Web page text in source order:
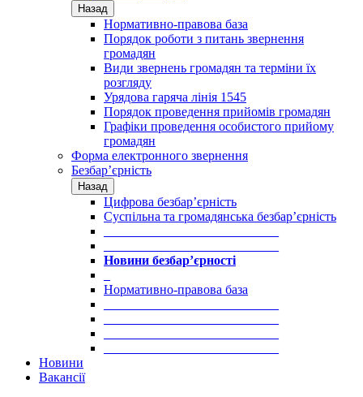
Назад
Нормативно-правова база
Порядок роботи з питань звернення
громадян
Види звернень громадян та терміни їх
розгляду
Урядова гаряча лінія 1545
Порядок проведення прийомів громадян
Графіки проведення особистого прийому
громадян
Форма електронного звернення
Безбар’єрність
Назад
Цифрова безбар’єрність
Суспільна та громадянська безбар’єрність
Новини безбар’єрності
Нормативно-правова база
Новини
Вакансії